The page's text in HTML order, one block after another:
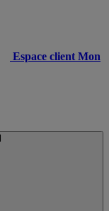
Espace client Mon